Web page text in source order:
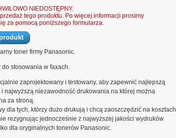
NIEDOSTĘPNY.
tego produktu. Po więcej informacji prosimy
za pomocą poniższego formularza.
toner firmy Panasonic.
do stosowania w faxach.
zaprojektowany i testowany, aby zapewnić najlepszą
najwyższą niezawodność drukowania na której można
za stroną.
dla tych, którzy dużo drukują i chcą zaoszczędzić na kosztach
rezygnując jednocześnie z najwyższej jakości wydruków
dla oryginalnych tonerów Panasonic.